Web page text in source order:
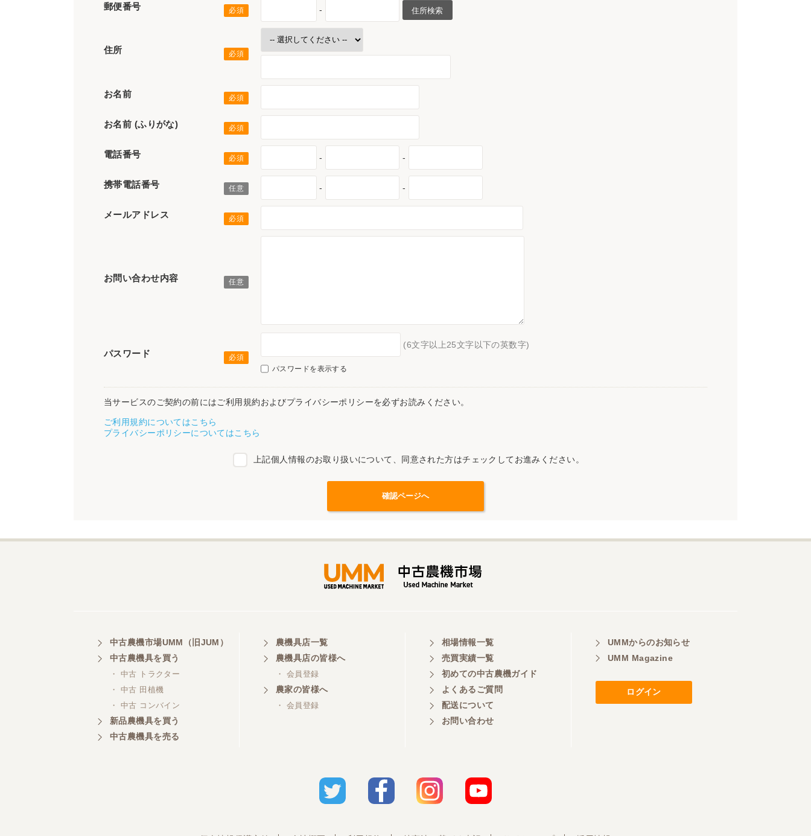
郵便番号 - 住所検索
住所
お名前
お名前 (ふりがな)
電話番号 - -
携帯電話番号 - -
メールアドレス
お問い合わせ内容
パスワード
(6文字以上25文字以下の英数字)
パスワードを表示する
当サービスのご契約の前にはご利用規約およびプライバシーポリシーを必ずお読みください。
ご利用規約についてはこちら
プライバシーポリシーについてはこちら
上記個人情報のお取り扱いについて、同意された方はチェックしてお進みください。
中古農機市場UMM（旧JUM）
中古農機具を買う
・ 中古 トラクター
・ 中古 田植機
・ 中古 コンバイン
新品農機具を買う
中古農機具を売る
農機具店一覧
農機具店の皆様へ
・ 会員登録
農家の皆様へ
・ 会員登録
相場情報一覧
売買実績一覧
初めての中古農機ガイド
よくあるご質問
配送について
お問い合わせ
UMMからのお知らせ
UMM Magazine
ログイン